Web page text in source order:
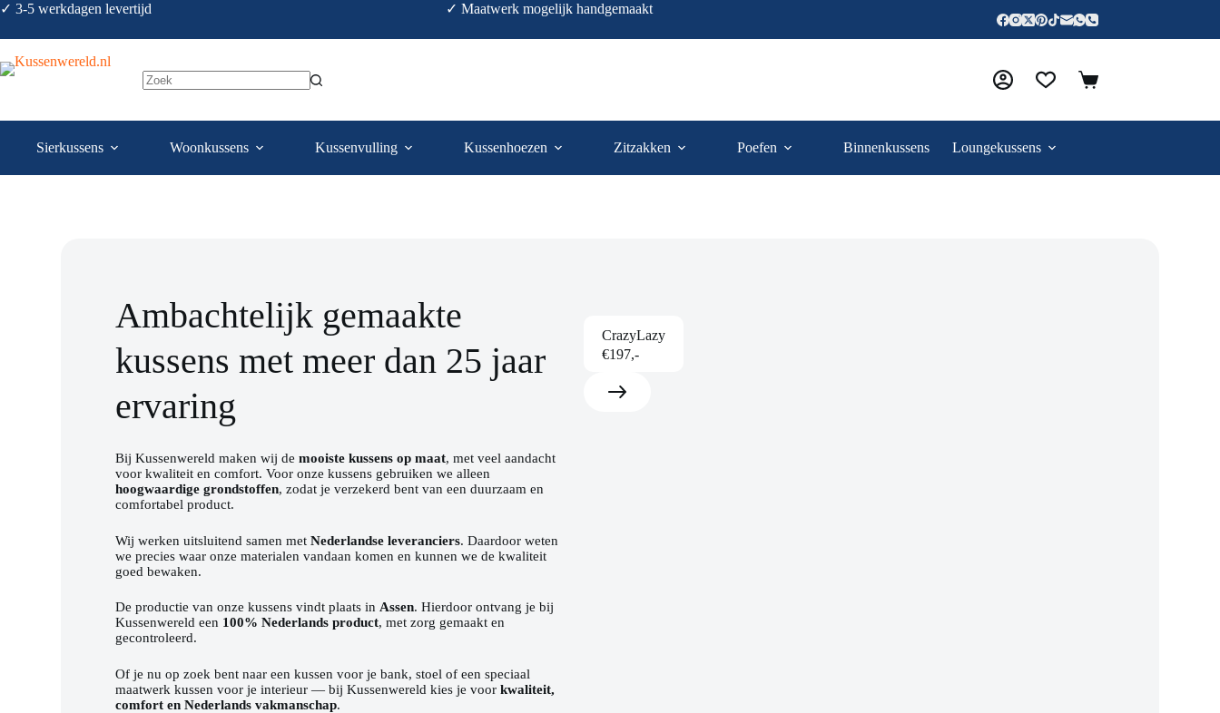
✓ 3-5 werkdagen levertijd ✓ Maatwerk mogelijk handgemaakt
Sierkussens Woonkussens Kussenvulling Kussenhoezen Zitzakken Poefen Binnenkussens Loungekussens
Ambachtelijk gemaakte
kussens met meer dan 25 jaar
ervaring
Bij Kussenwereld maken wij demooiste kussens op maat, met veel aandacht
voor kwaliteit en comfort. Voor onze kussens gebruiken we alleen
hoogwaardige grondstoffen, zodat je verzekerd bent van een duurzaam en
comfortabel product.
Wij werken uitsluitend samen metNederlandse leveranciers. Daardoor weten
we precies waar onze materialen vandaan komen en kunnen we de kwaliteit
goed bewaken.
De productie van onze kussens vindt plaats in Assen. Hierdoor ontvang je bij
Kussenwereld een 100% Nederlands product, met zorg gemaakt en
gecontroleerd.
Of je nu op zoek bent naar een kussen voor je bank, stoel of een speciaal
maatwerk kussen voor je interieur — bij Kussenwereld kies je voorkwaliteit,
comfort en Nederlands vakmanschap.
CrazyLazy
€197,-